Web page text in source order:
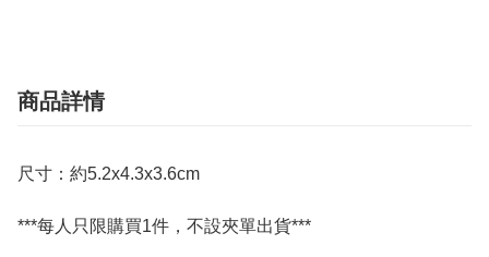
商品詳情
尺寸：約5.2x4.3x3.6cm
***每人只限購買1件，不設夾單出貨***